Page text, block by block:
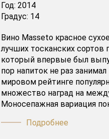
Год: 2014
Градус: 14
Вино Masseto красное
лучших тосканских сортов
который впервые был
пор напиток не раз
мировом рейтинге
множество наград на
Моносепажная вариация
Подробнее